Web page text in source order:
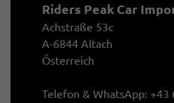
Riders Peak Car
Achstraße 53c
A-6844 Altach
Österreich
Telefon & WhatsApp: +43